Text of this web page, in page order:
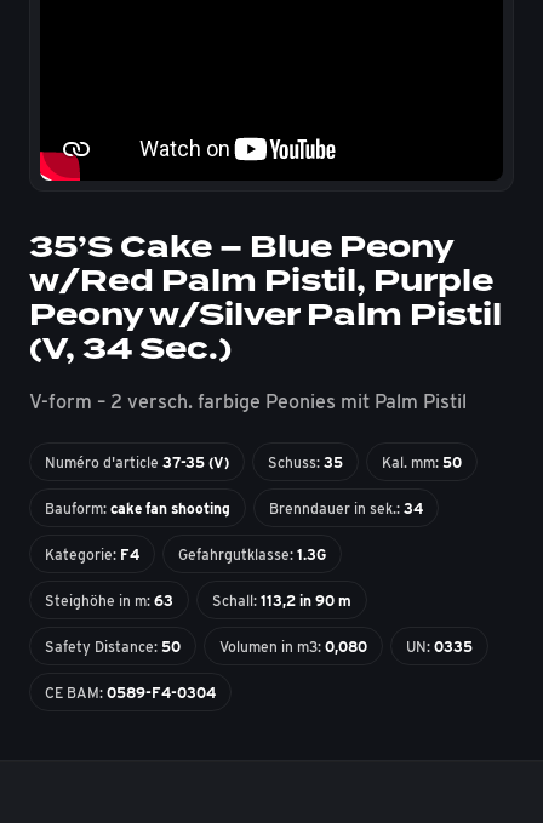
35’S Cake – Blue Peony
w/Red Palm Pistil, Purple
Peony w/Silver Palm Pistil
(V, 34 Sec.)
V-form – 2 versch. farbige Peonies mit Palm Pistil
Numéro d'article 37-35 (V) Schuss: 35 Kal. mm: 50
Bauform: cake fan shooting Brenndauer in sek.: 34
Kategorie: F4 Gefahrgutklasse: 1.3G
Steighöhe in m: 63 Schall: 113,2 in 90 m
Safety Distance: 50 Volumen in m3: 0,080 UN: 0335
CE BAM: 0589-F4-0304